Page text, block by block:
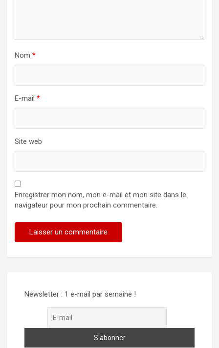
Nom *
E-mail *
Site web
Enregistrer mon nom, mon e-mail et mon site dans le
navigateur pour mon prochain commentaire.
Newsletter : 1 e-mail par semaine !